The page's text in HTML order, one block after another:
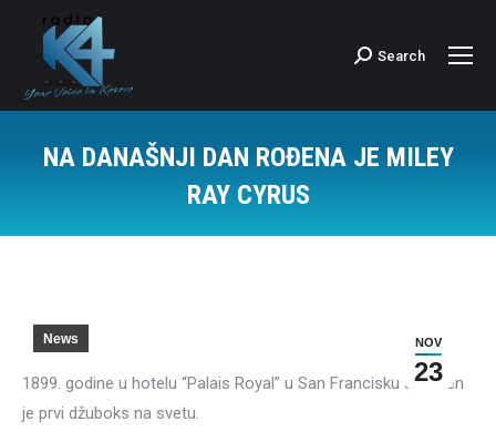
Search:
Search
NA DANAŠNJI DAN ROĐENA JE MILEY
RAY CYRUS
NOV
23
News
1899. godine u hotelu “Palais Royal” u San Francisku ugrađen
je prvi džuboks na svetu.